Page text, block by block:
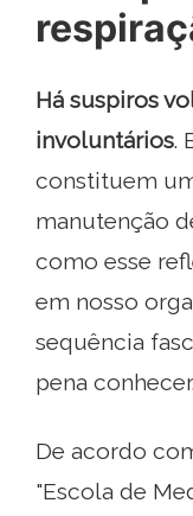
Há suspiros
involuntários.
constituem
manutenção
como esse
em nosso
sequência
pena
De acordo
"Escola de